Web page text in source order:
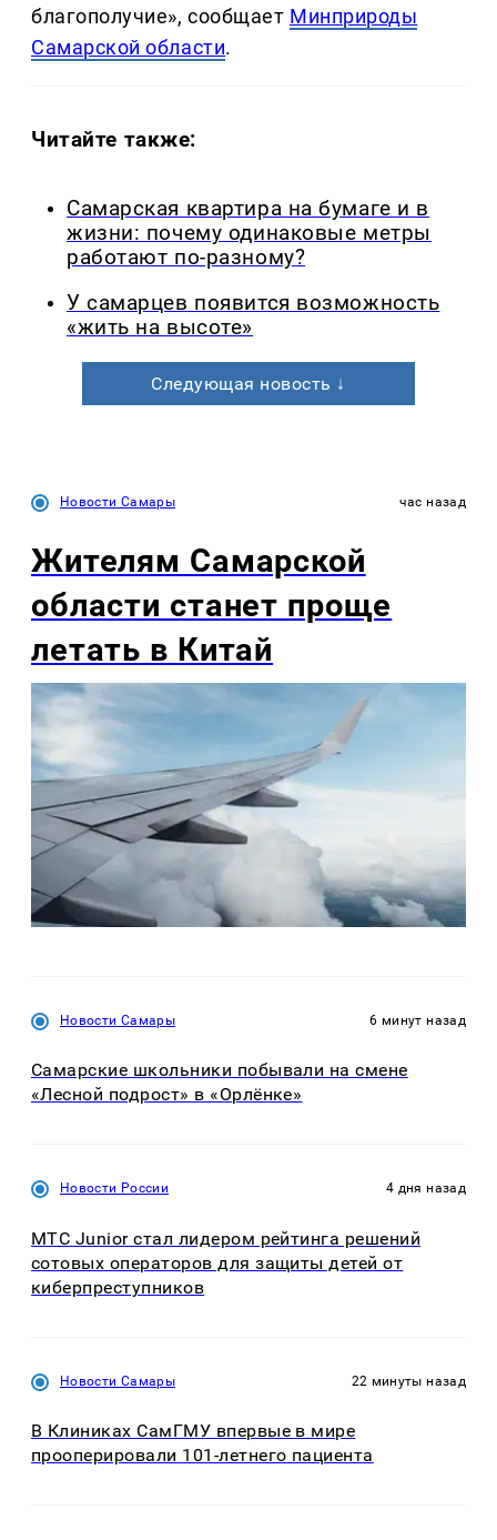
благополучие», сообщает Минприроды
Самарской области.
Читайте также:
Самарская квартира на бумаге и в
жизни: почему одинаковые метры
работают по-разному?
У самарцев появится возможность
«жить на высоте»
Следующая новость ↓
Новости Самары час назад
Жителям Самарской
области станет проще
летать в Китай
Новости Самары 6 минут назад
Самарские школьники побывали на смене
«Лесной подрост» в «Орлёнке»
Новости России 4 дня назад
МТС Junior стал лидером рейтинга решений
сотовых операторов для защиты детей от
киберпреступников
Новости Самары 22 минуты назад
В Клиниках СамГМУ впервые в мире
прооперировали 101-летнего пациента